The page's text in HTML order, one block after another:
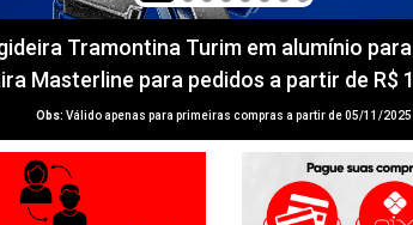
Tramontina Turim em alumínio
Masterline para pedidos a partir de R$
Obs: Válido apenas para primeiras compras a partir de 05/11/2025